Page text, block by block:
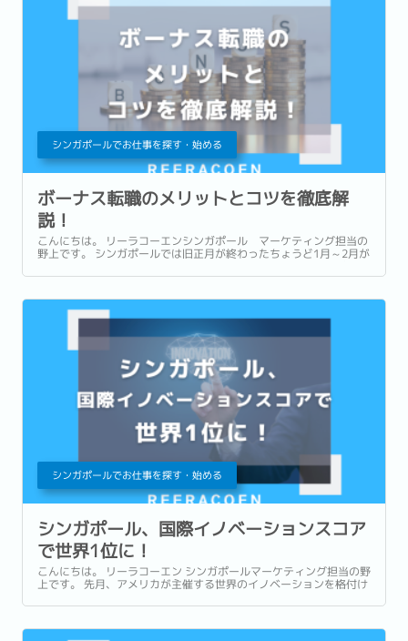
シンガポールでお仕事を探す・始める
ボーナス転職のメリットとコツを徹底解
説！
こんにちは。 リーラコーエンシンガポール マーケティング担当の
野上です。 シンガポールでは旧正月が終わったちょうど1月～2月が
スの支給後に転職をする人が多いことがあります。...
シンガポールでお仕事を探す・始める
シンガポール、国際イノベーションスコア
で世界1位に！
こんにちは。 リーラコーエン シンガポールマーケティング担当の野
上です。 先月、アメリカが主催する世界のイノベーションを格付け
ンガポールが第一位を獲得した、という嬉しいニュースがありまし